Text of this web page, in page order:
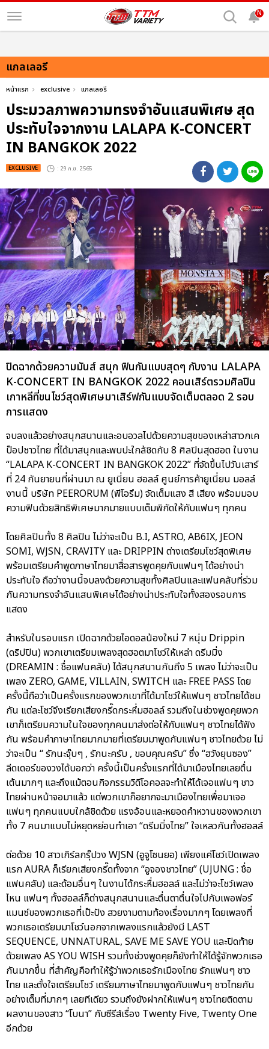
N
แกลเลอรี
หน้าแรก exclusive แกลเลอรี
ประมวลภาพความทรงจำอันแสนพิเศษ สุด
ประทับใจจากงาน LALAPA K-CONCERT
IN BANGKOK 2022
EXCLUSIVE : 29 ก.ย. 2565
ปิดฉากด้วยความมันส์ สนุก ฟินกันแบบสุดๆ กับงาน LALAPA
K-CONCERT IN BANGKOK 2022 คอนเสิร์ตรวมศิลปิน
เกาหลีที่ขนโชว์สุดพิเศษมาเสิร์ฟกันแบบจัดเต็มตลอด 2 รอบ
การแสดง
จบลงแล้วอย่างสนุกสนานและอบอวลไปด้วยความสุขของเหล่าสาวกเค
ป็อปชาวไทย ที่ได้มาสนุกและพบปะใกล้ชิดกับ 8 ศิลปินสุดฮอต ในงาน
“LALAPA K-CONCERT IN BANGKOK 2022” ที่จัดขึ้นไปวันเสาร์
ที่ 24 กันยายนที่ผ่านมา ณ ยูเนี่ยน ฮอลล์ ศูนย์การค้ายูเนี่ยน มอลล์
งานนี้ บริษัท PEERORUM (พีโอรึม) จัดเต็มแสง สี เสียง พร้อมมอบ
ความฟินด้วยสิทธิพิเศษมากมายแบบเต็มพิกัดให้กับแฟนๆ ทุกคน
โดยศิลปินทั้ง 8 ศิลปิน ไม่ว่าจะเป็น B.I, ASTRO, AB6IX, JEON
SOMI, WJSN, CRAVITY และ DRIPPIN ต่างเตรียมโชว์สุดพิเศษ
พร้อมเตรียมคำพูดภาษาไทยมาสื่อสารพูดคุยกับแฟนๆ ได้อย่างน่า
ประทับใจ ถือว่างานนี้จบลงด้วยความสุขทั้งศิลปินและแฟนคลับที่ร่วม
กันความทรงจำอันแสนพิเศษได้อย่างน่าประทับใจทั้งสองรอบการ
แสดง
สำหรับในรอบแรก เปิดฉากด้วยไอดอลน้องใหม่ 7 หนุ่ม Drippin
(ดริปปิน) พวกเขาเตรียมเพลงสุดฮอตมาโชว์ให้เหล่า ดรีมมิ่ง
(DREAMIN : ชื่อแฟนคลับ) ได้สนุกสนานกันถึง 5 เพลง ไม่ว่าจะเป็น
เพลง ZERO, GAME, VILLAIN, SWITCH และ FREE PASS โดย
ครั้งนี้ถือว่าเป็นครั้งแรกของพวกเขาที่ได้มาโชว์ให้แฟนๆ ชาวไทยได้ชม
กัน แต่ละโชว์จึงเรียกเสียงกรี๊ดกระหึ่มฮอลล์ รวมถึงในช่วงพูดคุยพวก
เขาก็เตรียมความในใจของทุกคนมาส่งต่อให้กับแฟนๆ ชาวไทยได้ฟัง
กัน พร้อมคำภาษาไทยมากมายที่เตรียมมาพูดกับแฟนๆ ชาวไทยด้วย ไม่
ว่าจะเป็น “ รักนะจุ๊บๆ , รักนะครับ , ขอบคุณครับ” ซึ่ง “ฮวังยุนซอง”
ลีดเดอร์ของวงได้บอกว่า ครั้งนี้เป็นครั้งแรกที่ได้มาเมืองไทยเลยตื่น
เต้นมากๆ และถึงแม้ตอนกิจกรรมวิดีโอคอลจะทำให้ได้เจอแฟนๆ ชาว
ไทยผ่านหน้าจอมาแล้ว แต่พวกเขาก็อยากจะมาเมืองไทยเพื่อมาเจอ
แฟนๆ ทุกคนแบบใกล้ชิดด้วย แรงอ้อนและหยอดคำหวานของพวกเขา
ทั้ง 7 คนมาแบบไม่หยุดหย่อนทำเอา “ดรีมมิ่งไทย” ใจเหลวกันทั้งฮอลล์
ต่อด้วย 10 สาวเกิร์ลกรุ๊ปวง WJSN (อูจูโซนยอ) เพียงแค่โชว์เปิดเพลง
แรก AURA ก็เรียกเสียงกรี๊ดทั้งจาก “อูจองชาวไทย” (UJUNG : ชื่อ
แฟนคลับ) และด้อมอื่นๆ ในงานได้กระหื่มฮอลล์ และไม่ว่าจะโชว์เพลง
ไหน แฟนๆ ทั้งฮอลล์ก็ต่างสนุกสนานและตื่นตาตื่นใจไปกับเพอฟอร์
แมนซ์ของพวกเธอที่เป๊ะปัง สวยงามตามท้องเรื่องมากๆ โดยเพลงที่
พวกเธอเตรียมมาโชว์นอกจากเพลงแรกแล้วยังมี LAST
SEQUENCE, UNNATURAL, SAVE ME SAVE YOU และปิดท้าย
ด้วยเพลง AS YOU WISH รวมทั้งช่วงพูดคุยก็ยังทำให้ได้รู้จักพวกเธอ
กันมากขึ้น ที่สำคัญคือทำให้รู้ว่าพวกเธอรักเมืองไทย รักแฟนๆ ชาว
ไทย และตั้งใจเตรียมโชว์ เตรียมภาษาไทยมาพูดกับแฟนๆ ชาวไทยกัน
อย่างเต็มที่มากๆ เลยทีเดียว รวมถึงยังฝากให้แฟนๆ ชาวไทยติดตาม
ผลงานของสาว “โบนา” กับซีรีส์เรื่อง Twenty Five, Twenty One
อีกด้วย